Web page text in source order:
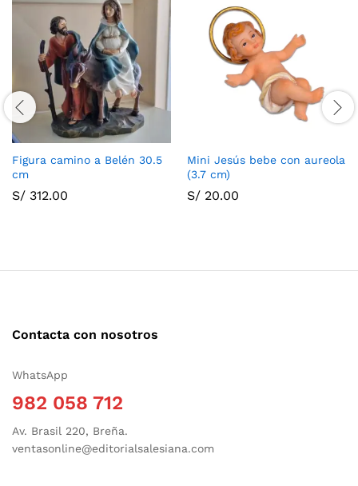
Figura camino a Belén 30.5
cm
S/ 312.00
Mini Jesús bebe con aureola
(3.7 cm)
S/ 20.00
Contacta con nosotros
WhatsApp
982 058 712
Av. Brasil 220, Breña.
ventasonline@editorialsalesiana.com